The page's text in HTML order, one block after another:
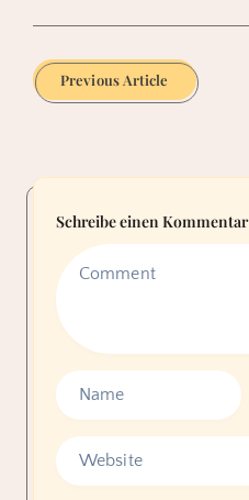
Previous Article
Schreibe einen Kommentar